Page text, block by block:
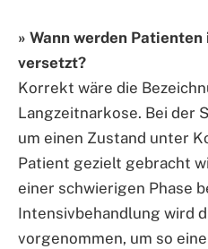
» Wann werden
versetzt?
Korrekt wäre die
Langzeitnarkose. Bei der
um einen Zustand unter
Patient gezielt gebracht
einer schwierigen Phase
Intensivbehandlung wird
vorgenommen, um so